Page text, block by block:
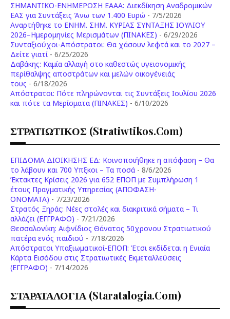
ΣΗΜΑΝΤΙΚΟ-ΕΝΗΜΕΡΩΣΗ ΕΑΑΑ: Διεκδίκηση Αναδρομικών
ΕΑΣ για Συντάξεις Άνω των 1.400 Ευρώ - 7/5/2026
Aναρτήθηκε το ENHM. ΣΗΜ. ΚΥΡΙΑΣ ΣΥΝΤΑΞΗΣ ΙΟΥΛΙΟΥ
2026–Ημερομηνίες Μερισμάτων (ΠΙΝΑΚΕΣ) - 6/29/2026
Συνταξιούχοι-Απόστρατοι: Θα χάσουν λεφτά και το 2027 –
Δείτε γιατί - 6/25/2026
Δαβάκης: Καμία αλλαγή στο καθεστώς υγειονομικής
περίθαλψης αποστράτων και μελών οικογένειάς
τους - 6/18/2026
Aπόστρατοι: Πότε πληρώνονται τις Συντάξεις Ιουλίου 2026
και πότε τα Μερίσματα (ΠΙΝΑΚΕΣ) - 6/10/2026
ΣΤΡΑΤΙΩΤΙΚΟΣ (stratiwtikos.com)
ΕΠΙΔΟΜΑ ΔΙΟΙΚΗΣΗΣ ΕΔ: Κοινοποιήθηκε η απόφαση – Θα
το λάβουν και 700 Υπξκοι – Τα ποσά - 8/6/2026
Έκτακτες Κρίσεις 2026 για 652 ΕΠΟΠ με Συμπλήρωση 1
έτους Πραγματικής Υπηρεσίας (ΑΠΟΦΑΣΗ-
ONOMATA) - 7/23/2026
Στρατός Ξηράς: Νέες στολές και διακριτικά σήματα – Τι
αλλάζει (ΕΓΓΡΑΦΟ) - 7/21/2026
Θεσσαλονίκη: Αιφνίδιος Θάνατος 50χρονου Στρατιωτικού
πατέρα ενός παιδιού - 7/18/2026
Απόστρατοι Υπαξιωματικοί-ΕΠΟΠ: Έτσι εκδίδεται η Ενιαία
Κάρτα Εισόδου στις Στρατιωτικές Εκμεταλλεύσεις
(ΕΓΓΡΑΦΟ) - 7/14/2026
ΣΤΑΡΑΤΑΛΟΓΙΑ (staratalogia.com)